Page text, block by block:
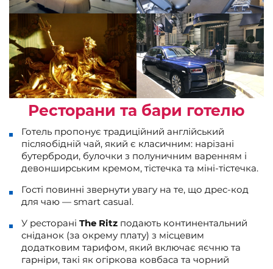
Ресторани та бари готелю
Готель пропонує традиційний англійський
післяобідній чай, який є класичним: нарізані
бутерброди, булочки з полуничним варенням і
девонширським кремом, тістечка та міні-тістечка.
Гості повинні звернути увагу на те, що дрес-код
для чаю — smart casual.
У ресторані The Ritz подають континентальний
сніданок (за окрему плату) з місцевим
додатковим тарифом, який включає яєчню та
гарніри, такі як огіркова ковбаса та чорний